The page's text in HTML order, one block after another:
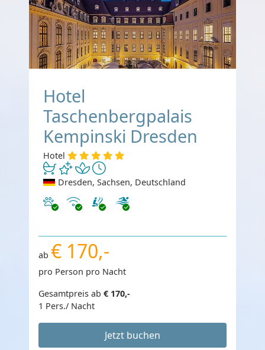
Hotel
Taschenbergpalais
Kempinski Dresden
Hotel
Dresden, Sachsen, Deutschland
Haustiere erlaubt
Internet
ab € 170,-
pro Person pro Nacht
Gesamtpreis ab € 170,-
1 Pers./ Nacht
Jetzt buchen